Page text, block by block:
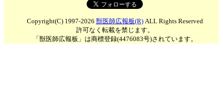
Copyright(C) 1997-2026 獣医師広報板(R)ALL Rights Reserved
許可なく転載を禁じます。
「獣医師広報板」は商標登録(4476083号)されています。